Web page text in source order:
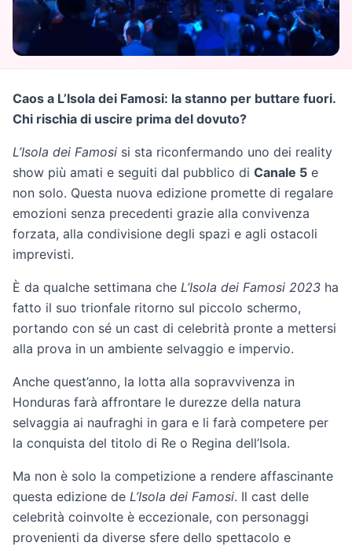
Caos a L’Isola dei Famosi: la stanno per buttare fuori.
Chi rischia di uscire prima del dovuto?
L’Isola dei Famosi si sta riconfermando uno dei reality
show più amati e seguiti dal pubblico di Canale 5 e
non solo. Questa nuova edizione promette di regalare
emozioni senza precedenti grazie alla convivenza
forzata, alla condivisione degli spazi e agli ostacoli
imprevisti.
È da qualche settimana che L’Isola dei Famosi 2023 ha
fatto il suo trionfale ritorno sul piccolo schermo,
portando con sé un cast di celebrità pronte a mettersi
alla prova in un ambiente selvaggio e impervio.
Anche quest’anno, la lotta alla sopravvivenza in
Honduras farà affrontare le durezze della natura
selvaggia ai naufraghi in gara e li farà competere per
la conquista del titolo di Re o Regina dell’Isola.
Ma non è solo la competizione a rendere affascinante
questa edizione de L’Isola dei Famosi. Il cast delle
celebrità coinvolte è eccezionale, con personaggi
provenienti da diverse sfere dello spettacolo e